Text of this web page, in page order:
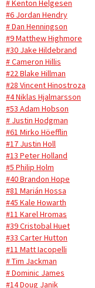
# Kenton Helgesen
#6 Jordan Hendry
# Dan Henningson
#9 Matthew Highmore
#30 Jake Hildebrand
# Cameron Hillis
#22 Blake Hillman
#28 Vincent Hinostroza
#4 Niklas Hjalmarsson
#53 Adam Hobson
# Justin Hodgman
#61 Mirko Höefflin
#17 Justin Holl
#13 Peter Holland
#5 Philip Holm
#40 Brandon Hope
#81 Marián Hossa
#45 Kale Howarth
#11 Karel Hromas
#39 Cristobal Huet
#33 Carter Hutton
#11 Matt Iacopelli
# Tim Jackman
# Dominic James
#14 Doug Janik